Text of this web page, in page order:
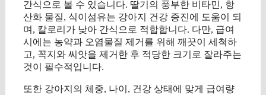
간식으로 볼 수 있습니다. 딸기의 풍부한 비타민, 항
산화 물질, 식이섬유는 강아지 건강 증진에 도움이 되
며, 칼로리가 낮아 간식으로 적합합니다. 다만, 급여
시에는 농약과 오염물질 제거를 위해 깨끗이 세척하
고, 꼭지와 씨앗을 제거한 후 적당한 크기로 잘라주는
것이 필수적입니다.
또한 강아지의 체중, 나이, 건강 상태에 맞게 급여량